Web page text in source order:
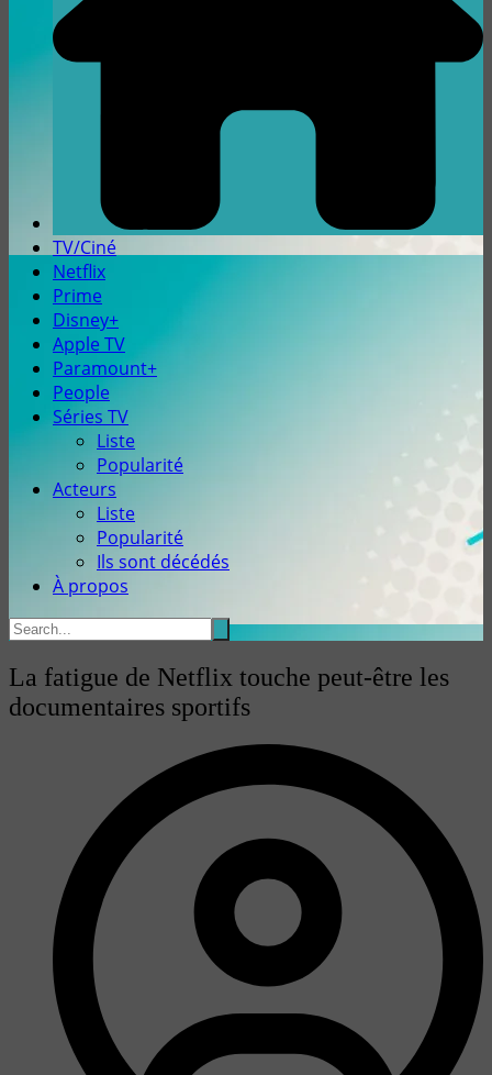
TV/Ciné
Netflix
Prime
Disney+
Apple TV
Paramount+
People
Séries TV
Liste
Popularité
Acteurs
Liste
Popularité
Ils sont décédés
À propos
La fatigue de Netflix touche peut-être les
documentaires sportifs